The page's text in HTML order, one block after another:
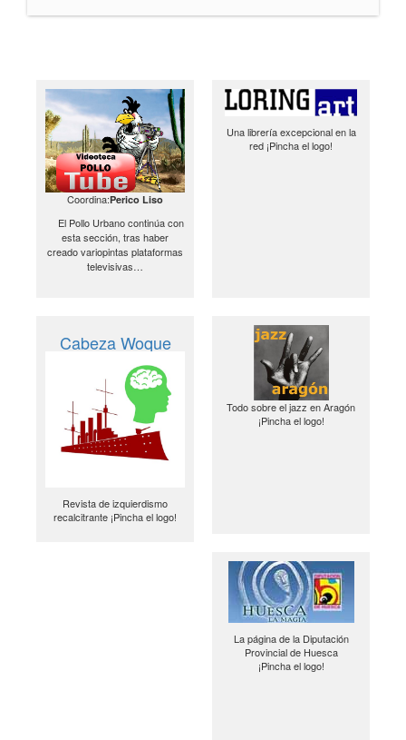
Coordina:Perico Liso
El Pollo Urbano continúa con
esta sección, tras haber
creado variopintas plataformas
televisivas…
Una librería excepcional en la
red ¡Pincha el logo!
Cabeza Woque
Revista de izquierdismo
recalcitrante ¡Pincha el logo!
Todo sobre el jazz en Aragón
¡Pincha el logo!
La página de la Diputación
Provincial de Huesca
¡Pincha el logo!